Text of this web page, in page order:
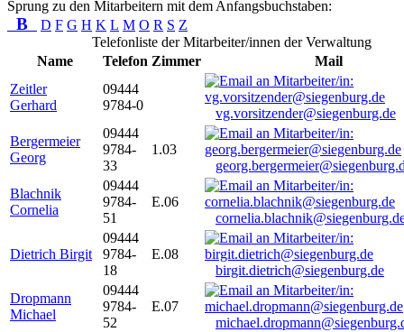
Sprung zu den Mitarbeitern mit dem Anfangsbuchstaben:
B D F G H K L M O R S Z
Telefonliste der Mitarbeiter/innen der Verwaltung
Name
Telefon Zimmer
Mail
Zeitler
Gerhard
09444
9784-0
vg.vorsitzender@siegenburg.de
Bergermeier
Georg
09444
9784-
33
1.03
Blachnik
Cornelia
09444
9784-
51
E.06
Dietrich Birgit
09444
9784-
18
E.08
birgit.dietrich@siegenburg.de
Dropmann
Michael
09444
9784-
52
E.07